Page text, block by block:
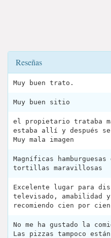
Reseñas
Muy buen trato.
Muy buen sitio
el propietario trataba
estaba allí y después
Muy mala imagen
Magníficas
tortillas maravillosas
Excelente lugar para
televisado, amabilidad
recomiendo cien por cien
No me ha gustado la
Las pizzas tampoco